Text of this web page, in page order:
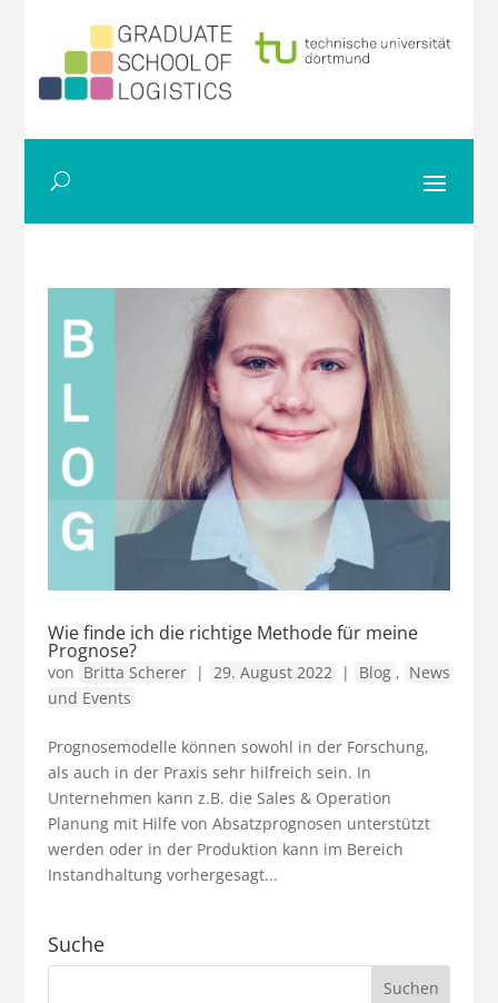
Wie finde ich die richtige Methode für meine
Prognose?
von Britta Scherer | 29. August 2022 | Blog , News
und Events
Prognosemodelle können sowohl in der Forschung,
als auch in der Praxis sehr hilfreich sein. In
Unternehmen kann z.B. die Sales & Operation
Planung mit Hilfe von Absatzprognosen unterstützt
werden oder in der Produktion kann im Bereich
Instandhaltung vorhergesagt...
Suche